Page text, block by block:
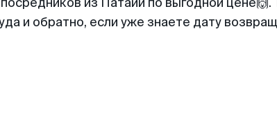
и обратно, если уже знаете дату